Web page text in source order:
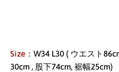
Size ：W34 L30 ( ウエスト
30cm , 股下74cm, 裾幅25cm)